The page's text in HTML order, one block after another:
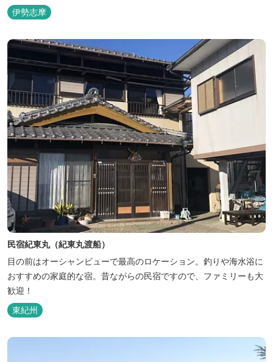
浮き沈みするようになったと伝えられています。 周辺は浮島を廻る
散策路が設けられ、また海岸線が一望できる展望塔へと続く遊歩道
用頂け...
伊勢志摩
民宿紀東丸（紀東丸渡船）
目の前はオーシャンビューで最高のロケーション。釣りや海水浴に
おすすめの家庭的な宿。昔ながらの民宿ですので、ファミリーも大
歓迎！
東紀州